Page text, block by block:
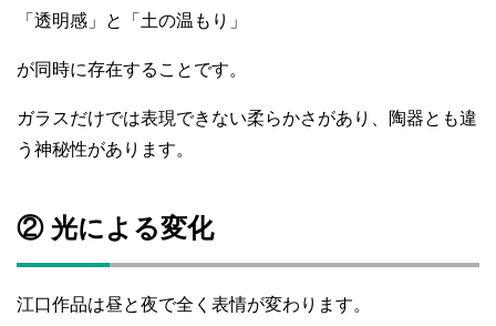
「透明感」と「土の温もり」
が同時に存在することです。
ガラスだけでは表現できない柔らかさがあり、陶器とも違
う神秘性があります。
② 光による変化
江口作品は昼と夜で全く表情が変わります。